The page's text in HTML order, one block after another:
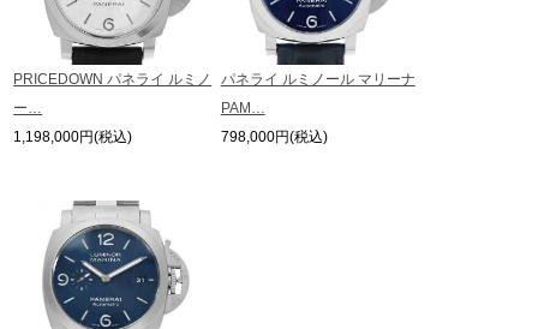
PRICEDOWN パネライ ルミノ
ー…
1,198,000円(税込)
パネライ ルミノール マリーナ
PAM…
798,000円(税込)
※アンティーク品やユーズド品の場合、外装および内部機械に代替部品を使用
している場合がございます。
※表示の定価は、入荷時の価格となっております。
現在の定価と異なる場合がございますのでご了承くださいませ。